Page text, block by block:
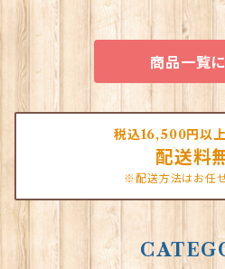
商品一覧
税込16,500円以
配送料
※配送方法はお任